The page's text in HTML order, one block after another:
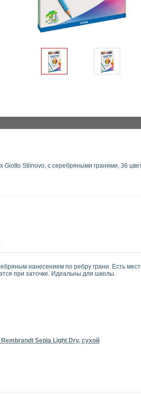
Giotto Stilnovo, с серебряными гранями, 36
нанесением по ребру грани. Есть
при заточке. Идеальны для школы.
Sepia Light Dry, сухой